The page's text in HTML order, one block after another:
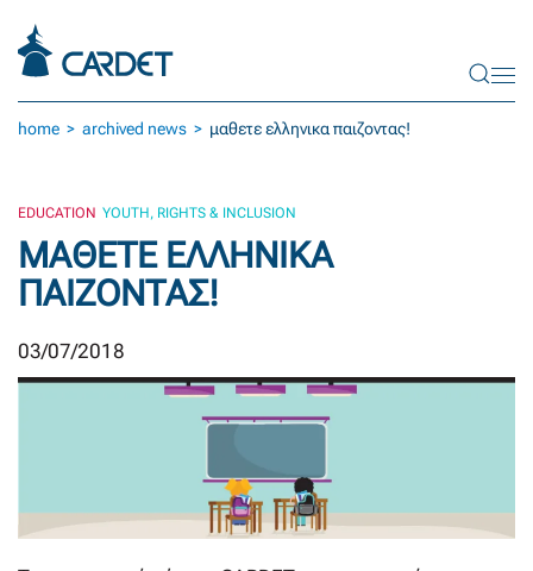
Skip to main content
home archived news μαθετε ελληνικα παιζοντας!
EDUCATION YOUTH, RIGHTS & INCLUSION
ΜΑΘΕΤΕ ΕΛΛΗΝΙΚΑ
ΠΑΙΖΟΝΤΑΣ!
03/07/2018